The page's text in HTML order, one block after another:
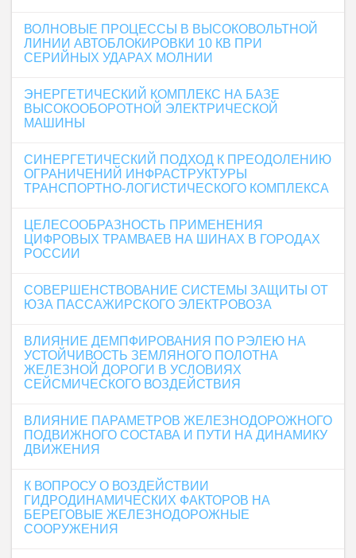
ВОЛНОВЫЕ ПРОЦЕССЫ В ВЫСОКОВОЛЬТНОЙ
ЛИНИИ АВТОБЛОКИРОВКИ 10 КВ ПРИ
СЕРИЙНЫХ УДАРАХ МОЛНИИ
ЭНЕРГЕТИЧЕСКИЙ КОМПЛЕКС НА БАЗЕ
ВЫСОКООБОРОТНОЙ ЭЛЕКТРИЧЕСКОЙ
МАШИНЫ
СИНЕРГЕТИЧЕСКИЙ ПОДХОД К ПРЕОДОЛЕНИЮ
ОГРАНИЧЕНИЙ ИНФРАСТРУКТУРЫ
ТРАНСПОРТНО-ЛОГИСТИЧЕСКОГО КОМПЛЕКСА
ЦЕЛЕСООБРАЗНОСТЬ ПРИМЕНЕНИЯ
ЦИФРОВЫХ ТРАМВАЕВ НА ШИНАХ В ГОРОДАХ
РОССИИ
СОВЕРШЕНСТВОВАНИЕ СИСТЕМЫ ЗАЩИТЫ ОТ
ЮЗА ПАССАЖИРСКОГО ЭЛЕКТРОВОЗА
ВЛИЯНИЕ ДЕМПФИРОВАНИЯ ПО РЭЛЕЮ НА
УСТОЙЧИВОСТЬ ЗЕМЛЯНОГО ПОЛОТНА
ЖЕЛЕЗНОЙ ДОРОГИ В УСЛОВИЯХ
СЕЙСМИЧЕСКОГО ВОЗДЕЙСТВИЯ
ВЛИЯНИЕ ПАРАМЕТРОВ ЖЕЛЕЗНОДОРОЖНОГО
ПОДВИЖНОГО СОСТАВА И ПУТИ НА ДИНАМИКУ
ДВИЖЕНИЯ
К ВОПРОСУ О ВОЗДЕЙСТВИИ
ГИДРОДИНАМИЧЕСКИХ ФАКТОРОВ НА
БЕРЕГОВЫЕ ЖЕЛЕЗНОДОРОЖНЫЕ
СООРУЖЕНИЯ